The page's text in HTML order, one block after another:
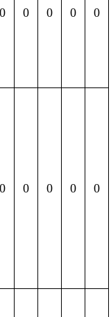
0 0 0 0 0
0 0 0 0 0